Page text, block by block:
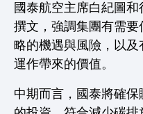
國泰航空主席白紀圖
撰文，強調集團有需
略的機遇與風險，以
運作帶來的價值。
中期而言，國泰將確